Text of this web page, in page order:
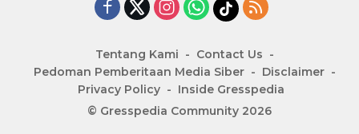
Tentang Kami
Contact Us
Pedoman Pemberitaan Media Siber
Disclaimer
Privacy Policy
Inside Gresspedia
© Gresspedia Community 2026